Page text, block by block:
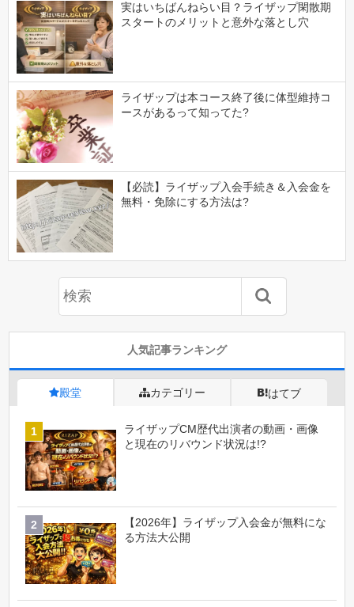
実はいちばんねらい目？ライザップ閑散期
スタートのメリットと意外な落とし穴
ライザップは本コース終了後に体型維持コ
ースがあるって知ってた?
【必読】ライザップ入会手続き＆入会金を
無料・免除にする方法は?
人気記事ランキング
殿堂 カテゴリー はてブ
ライザップCM歴代出演者の動画・画像
と現在のリバウンド状況は!?
【2026年】ライザップ入会金が無料にな
る方法大公開